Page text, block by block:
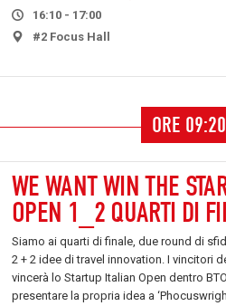
16:10 - 17:00
#2 Focus Hall
ORE 09:20
WE WANT WIN THE
OPEN 1_2 QUARTI DI
Siamo ai quarti di finale, due round di
2 + 2 idee di travel innovation. I vincitori
vincerà lo Startup Italian Open dentro
presentare la propria idea a